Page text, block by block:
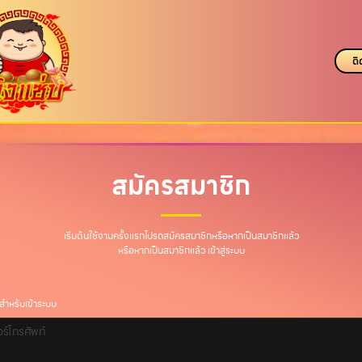
ติ
สมัครสมาชิก
เริ่มต้นใช้งานครั้งแรกโปรดสมัครสมาชิกหรือหากเป็นสมาชิกแล้ว
หรือหากเป็นสมาชิกแล้ว เข้าสู่ระบบ
หรับเข้าระบบ
ร์โทรศัพท์